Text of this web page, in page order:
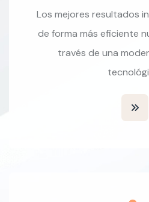
Los mejores resultados
de forma más eficiente
través de una